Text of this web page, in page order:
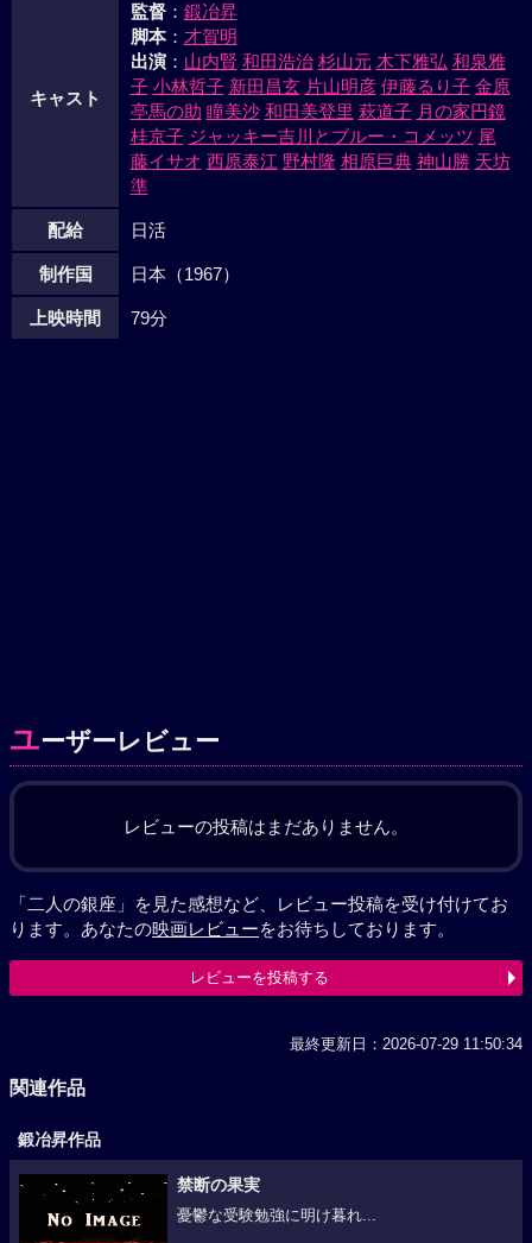
キャスト
監督： 鍛冶昇
脚本： 才賀明
出演： 山内賢 和田浩治 杉山元 木下雅弘 和泉雅
子 小林哲子 新田昌玄 片山明彦 伊藤るり子 金原
亭馬の助 瞳美沙 和田美登里 萩道子 月の家円鏡
桂京子 ジャッキー吉川とブルー・コメッツ 尾
藤イサオ 西原泰江 野村隆 相原巨典 神山勝 天坊
準
配給 日活
制作国 日本（1967）
上映時間 79分
ユーザーレビュー
レビューの投稿はまだありません。
「二人の銀座」を見た感想など、レビュー投稿を受け付けてお
ります。あなたの映画レビューをお待ちしております。
レビューを投稿する
最終更新日：2026-07-29 11:50:34
関連作品
鍛冶昇作品
禁断の果実
憂鬱な受験勉強に明け暮れ...